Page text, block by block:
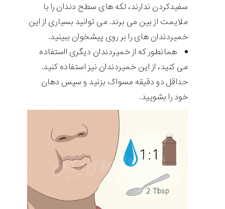
سفیدکردن ندارند، لکه های سطح دندان را با
ملایمت از بین می برند. می توانید بسیاری از این
خمیردندان های را بر روی پیشخوان ببینید.
همانطور که از خمیردندان دیگری ااستفاده
می کنید، از این خمیردندان نیز استفاده کنید.
حداقل دو دقیقه مسواک بزنید و سپس دهان
خود را بشویید.